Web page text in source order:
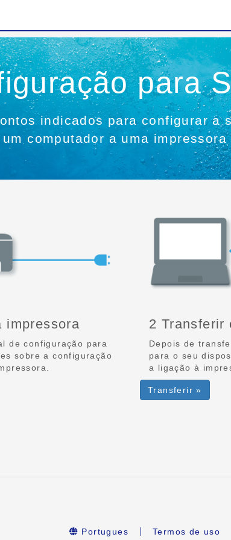
para
indicados para configurar a
computador a uma
impressora
de configuração para
sobre a configuração
2 Transferir
Depois de
para o seu
a ligação à
Transferir »
Portugues Termos de uso